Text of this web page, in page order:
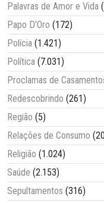
Palavras de Amor e Vida
Papo D'Oro (172)
Polícia (1.421)
Política (7.031)
Proclamas de
Redescobrindo (261)
Região (5)
Relações de Consumo
Religião (1.024)
Saúde (2.153)
Sepultamentos (316)